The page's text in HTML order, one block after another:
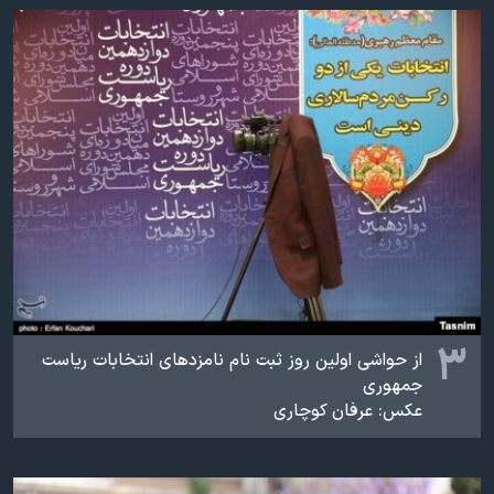
۳
از حواشی اولین روز ثبت نام نامزدهای انتخابات ریاست
جمهوری
عکس: عرفان کوچاری